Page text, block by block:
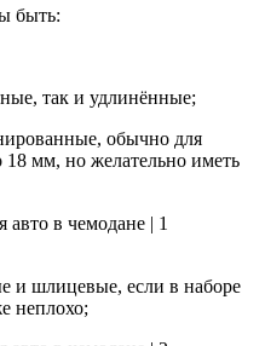
быть:
так и удлинённые;
обычно для
18 мм, но желательно иметь
и шлицевые, если в наборе
неплохо;